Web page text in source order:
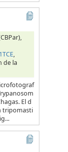
,
de la
El d
tripomasti